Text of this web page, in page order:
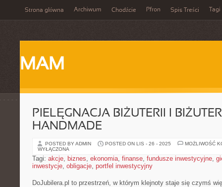
Strona główna Archiwum Chodźcie Pfron Spis Treści Tagi
MAM
PIELĘGNACJA BIŻUTERII I
HANDMADE
POSTED BY ADMIN POSTED ON LIS - 26 - 2025
MOŻLIWOŚĆ
WYŁĄCZONA
Tagi: akcje, biznes, ekonomia, finanse, fundusze inwestycyjne,
inwestycje, obligacje, portfel inwestycyjny
DoJubilera.pl to przestrzeń, w którym klejnoty staje się czymś